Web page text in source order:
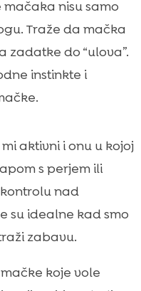
nisu samo
Traže da mačka
zadatke do “ulova”.
instinkte i
aktivni i onu u kojoj
s perjem ili
nad
su idealne kad smo
zabavu.
koje vole